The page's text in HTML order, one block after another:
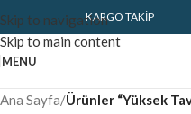
Skip to navigation
Skip to main content
KARGO TAKIP
MENU
Ana Sayfa/Ürünler “Yüksek